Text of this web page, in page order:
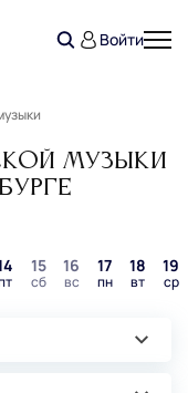
Войти
музыки
15
сб
16
вс
17
пн
18
вт
19
ср